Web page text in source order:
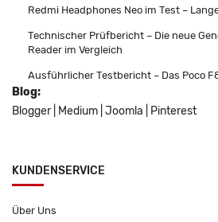
Redmi Headphones Neo im Test –
Technischer Prüfbericht – Die neue
Reader im Vergleich
Ausführlicher Testbericht – Das Poco
Blog:
Blogger
Medium Joomla Pinterest
KUNDENSERVICE
Über Uns